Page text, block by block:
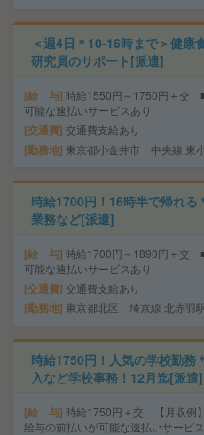
＜週4日＊10-16時まで＞健康
研究員のサポート[派遣]
給 与 時給1550円～1750円＋交
可能な速払いサービスあり
交通費 交通費支給あり
勤務地 東京都小金井市 中央線 東
時給1700円！16時半で帰れ
業務など[派遣]
給 与 時給1700円～1890円＋交
可能な速払いサービスあり
交通費 交通費支給あり
勤務地 東京都北区 埼京線 北赤羽
時給1750円！人気の学校勤務
入など学校事務！12月迄[派遣]
給 与 時給1750円＋交 【月収例
給与の前払いが可能な速払いサービ